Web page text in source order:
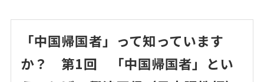
「中国帰国者」って知っています
か？ 第1回 「中国帰国者」とい